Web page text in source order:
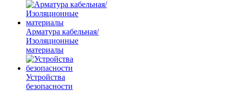
Арматура кабельная/
Изоляционные
материалы
Устройства
безопасности